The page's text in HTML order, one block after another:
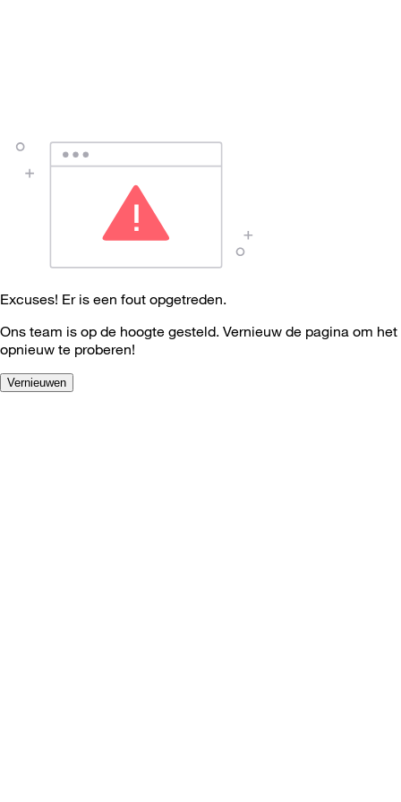
Excuses! Er is een fout opgetreden.
Ons team is op de hoogte gesteld. Vernieuw de pagina om het
opnieuw te proberen!
Vernieuwen